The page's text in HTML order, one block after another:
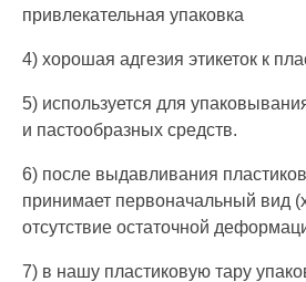
привлекательная упаковка
4) хорошая адгезия этикеток к
5) используется для
и пастообразных средств.
6) после выдавливания
принимает первоначальный вид
отсутствие остаточной
7) в нашу пластиковую тару